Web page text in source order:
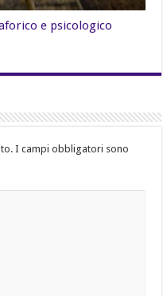
e psicologico
I campi obbligatori sono